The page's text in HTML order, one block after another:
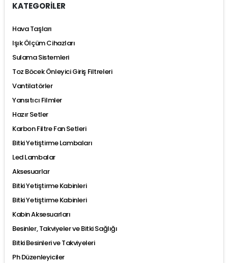
KATEGORİLER
Hava Taşları
Işık Ölçüm Cihazları
Sulama Sistemleri
Toz Böcek Önleyici Giriş Filtreleri
Vantilatörler
Yansıtıcı Filmler
Hazır Setler
Karbon Filtre Fan Setleri
Bitki Yetiştirme Lambaları
Led Lambalar
Aksesuarlar
Bitki Yetiştirme Kabinleri
Bitki Yetiştirme Kabinleri
Kabin Aksesuarları
Besinler, Takviyeler ve Bitki Sağlığı
Bitki Besinleri ve Takviyeleri
Ph Düzenleyiciler